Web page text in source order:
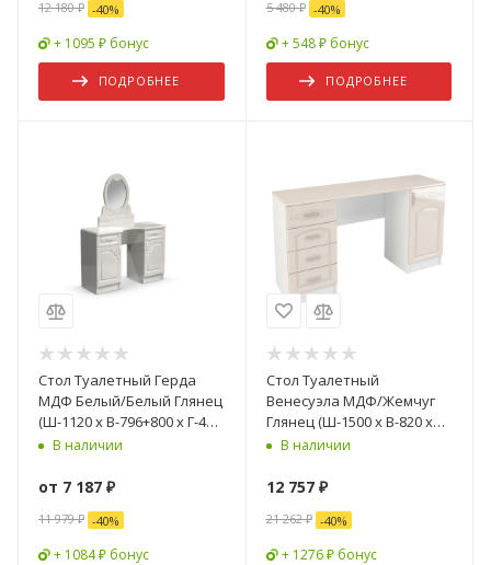
12 180 ₽ -40%
+ 1095 ₽ бонус
ПОДРОБНЕЕ
5 480 ₽ -40%
+ 548 ₽ бонус
ПОДРОБНЕЕ
Стол Туалетный Герда
МДФ Белый/Белый Глянец
(Ш-1120 x В-796+800 x Г-400
мм)В наличии
от 7 187 ₽
11 979 ₽ -40%
+ 1084 ₽ бонус
Стол Туалетный
Венесуэла МДФ/Жемчуг
Глянец (Ш-1500 х В-820 х
Г-420 мм)
В наличии
12 757₽
21 262₽ -40%
+ 1276 ₽ бонус